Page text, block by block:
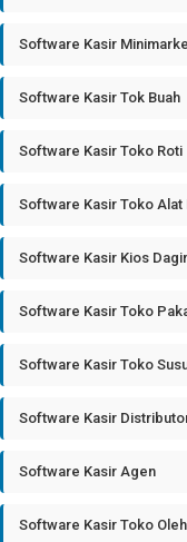
Software Kasir
Software Kasir Tok Buah
Software Kasir Toko Roti
Software Kasir Toko Alat
Software Kasir Kios
Software Kasir Toko
Software Kasir Toko
Software Kasir
Software Kasir Agen
Software Kasir Toko